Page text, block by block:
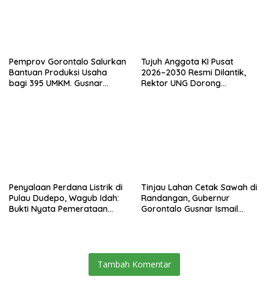
Pemprov Gorontalo Salurkan
Bantuan Produksi Usaha
bagi 395 UMKM. Gusnar
Tujuh Anggota KI Pusat
2026–2030 Resmi Dilantik,
Rektor UNG Dorong
Penyalaan Perdana Listrik di
Pulau Dudepo, Wagub Idah:
Bukti Nyata Pemerataan
Tinjau Lahan Cetak Sawah di
Randangan, Gubernur
Gorontalo Gusnar Ismail
Tambah Komentar